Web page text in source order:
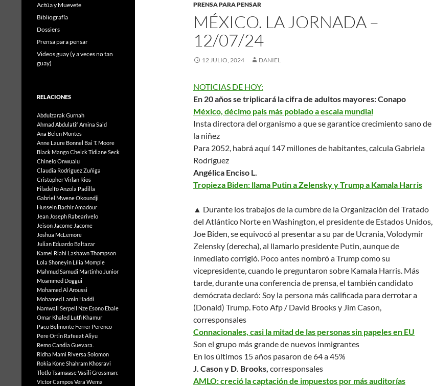
PRENSA PARA PENSAR
MÉXICO. LA JORNADA –
12/07/24
12 JULIO, 2024 DANIEL
NOTICIAS DE HOY:
En 20 años se triplicará la cifra de adultos mayores: Conapo
México, décimo país más poblado a escala mundial
Insta directora del organismo a que se garantice crecimiento sano de
la niñez
Para 2052, habrá aquí 147 millones de habitantes, calcula Gabriela
Rodríguez
Angélica Enciso L.
Tropieza Biden: llama Putin a Zelensky y Trump a Kamala Harris
▲ Durante los trabajos de la cumbre de la Organización del Tratado
del Atlántico Norte en Washington, el presidente de Estados Unidos,
Joe Biden, se equivocó al presentar a su par de Ucrania, Volodymir
Zelensky (derecha), al llamarlo presidente Putin, aunque de
inmediato corrigió. Poco antes nombró a Trump como su
vicepresidente, cuando le preguntaron sobre Kamala Harris. Más
tarde, durante una conferencia de prensa, el también candidato
demócrata declaró: Soy la persona más calificada para derrotar a
(Donald) Trump. Foto Afp / David Brooks y Jim Cason,
corresponsales
Connacionales, casi la mitad de las personas sin papeles en EU
Son el grupo más grande de nuevos inmigrantes
En los últimos 15 años pasaron de 64 a 45%
J. Cason y D. Brooks, corresponsales
AMLO: creció la captación de impuestos por más auditorías
Actúa y Muevete
Bibliografía
Dossiers
Prensa para pensar
Videos guay (y a veces no tan
guay)
RELACIONES
Abdulzarak Gurnah
Ahmad AbdulatifAmina Said
Ana Belen Montes
Anne Laure Bonnel Bai T. Moore
Black MangoCheick Tidiane Seck
Chinelo Onwualu
Claudia Rodriguez Zuñiga
Cristopher Virlan Rios
Filadelfo Anzola Padilla
Gabriel Mwene Okoundji
Hussein Bachir Amadour
Jean Joseph Rabearivelo
Jeison Jacome Jacome
Joshua McLemore
Julian Eduardo Baltazar
Kamel Riahi Lashawn Thompson
Lola Shoneyin Lília Momple
Mahmud Samudi Martinho Junior
Moammed Doggui
Mohamed Al Aroussi
Mohamed Lamin Haddi
Namwall Serpell Nze Esono Ebale
Omar Khaled Lutfi Khamur
Paco Belmonte Ferrer Perenco
Pere Ortin Rafeeat Aliyu
Remo Candia Guevara.
Ridha Mami Riversa Solomon
Rokia KoneShahram Khosravi
Tlotlo TsamaaseVasili Grossman:
Víctor Campos Vera Wema